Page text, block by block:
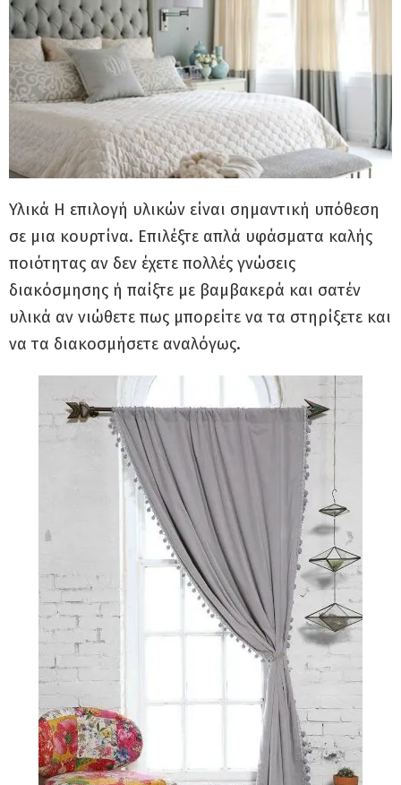
Υλικά Η επιλογή υλικών είναι σημαντική υπόθεση
σε μια κουρτίνα. Επιλέξτε απλά υφάσματα καλής
ποιότητας αν δεν έχετε πολλές γνώσεις
διακόσμησης ή παίξτε με βαμβακερά και σατέν
υλικά αν νιώθετε πως μπορείτε να τα στηρίξετε και
να τα διακοσμήσετε αναλόγως.